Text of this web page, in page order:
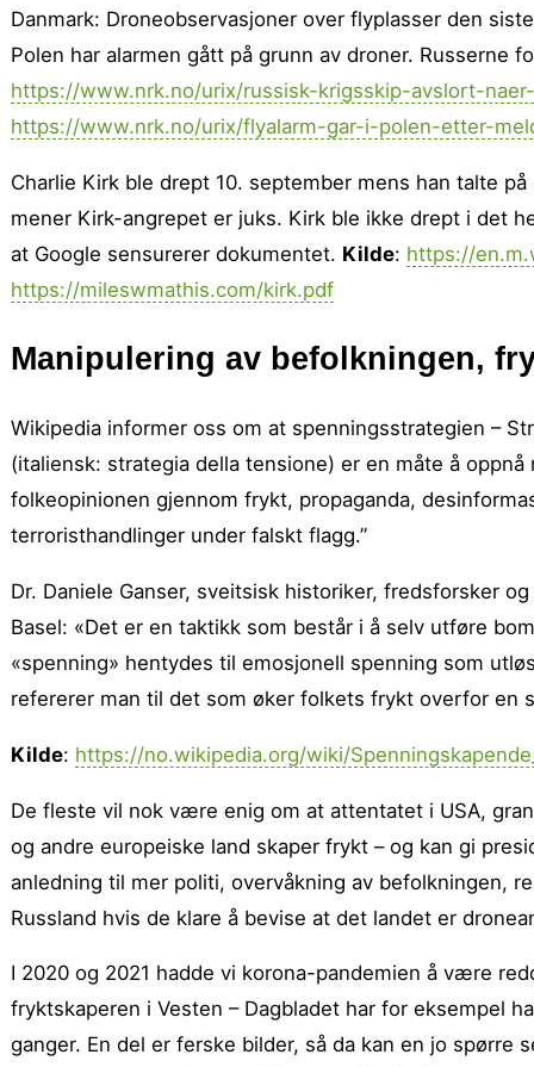
Danmark: Droneobservasjoner over flyplasser den
Polen har alarmen gått på grunn av droner. Russerne
https://www.nrk.no/urix/russisk-krigsskip-avslort-
https://www.nrk.no/urix/flyalarm-gar-i-polen-etter-
Charlie Kirk ble drept 10. september mens han talte
mener Kirk-angrepet er juks. Kirk ble ikke drept i det
at Google sensurerer dokumentet. Kilde: https://
https://mileswmathis.com/kirk.pdf
Manipulering av befolkningen,
Wikipedia informer oss om at spenningsstrategien –
(italiensk: strategia della tensione) er en måte å
folkeopinionen gjennom frykt, propaganda,
terroristhandlinger under falskt flagg.”
Dr. Daniele Ganser, sveitsisk historiker, fredsforsker
Basel: «Det er en taktikk som består i å selv utføre
«spenning» hentydes til emosjonell spenning som
refererer man til det som øker folkets frykt overfor en
Kilde: https://no.wikipedia.org/wiki/
De fleste vil nok være enig om at attentatet i USA,
og andre europeiske land skaper frykt – og kan gi
anledning til mer politi, overvåkning av befolkningen,
Russland hvis de klare å bevise at det landet er
I 2020 og 2021 hadde vi korona-pandemien å være
fryktskaperen i Vesten – Dagbladet har for eksempel
ganger. En del er ferske bilder, så da kan en jo